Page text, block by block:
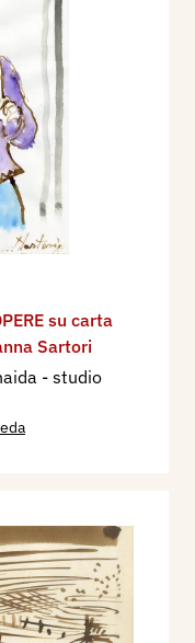
su carta
Sartori
- studio